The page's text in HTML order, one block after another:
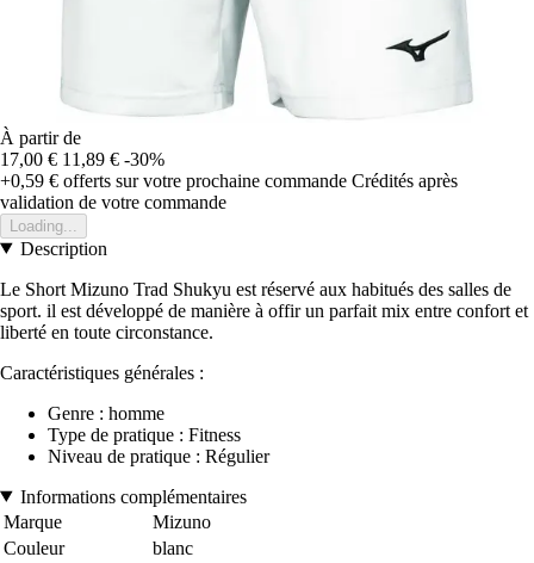
À partir de
17,00 € 11,89 € -30%
+0,59 € offerts sur votre prochaine commande Crédités après
validation de votre commande
Loading...
Description
Le Short Mizuno Trad Shukyu est réservé aux habitués des salles de
sport. il est développé de manière à offir un parfait mix entre confort et
liberté en toute circonstance.
Caractéristiques générales :
Genre : homme
Type de pratique : Fitness
Niveau de pratique : Régulier
Informations complémentaires
Marque
Mizuno
Couleur
blanc